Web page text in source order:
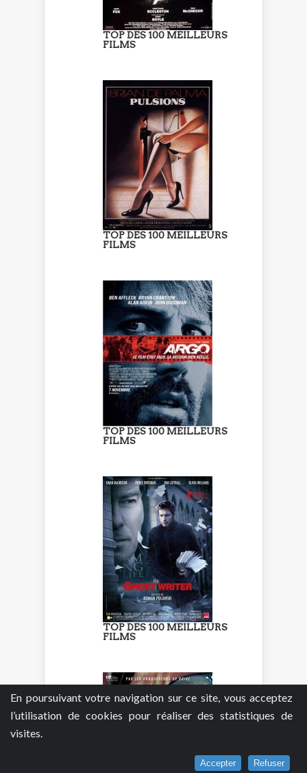
En poursuivant votre navigation sur ce site, vous acceptez
l’utilisation de cookies pour réaliser des statistiques de
visites.
Accepter Refuser
TOP DES 100 MEILLEURS
FILMS
TOP DES 100 MEILLEURS
FILMS
TOP DES 100 MEILLEURS
FILMS
TOP DES 100 MEILLEURS
FILMS